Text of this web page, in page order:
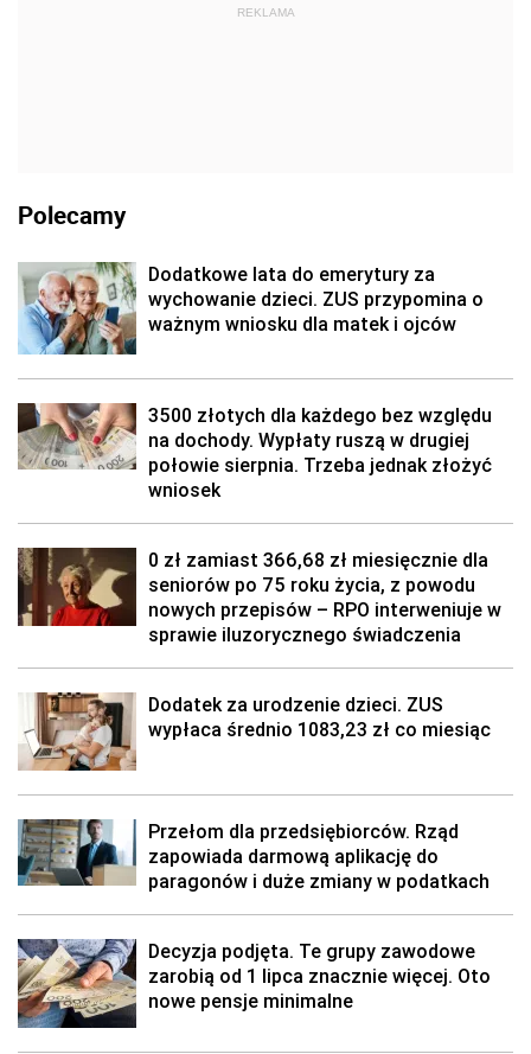
REKLAMA
Polecamy
Dodatkowe lata do emerytury za
wychowanie dzieci. ZUS przypomina o
ważnym wniosku dla matek i ojców
3500 złotych dla każdego bez względu
na dochody. Wypłaty ruszą w drugiej
połowie sierpnia. Trzeba jednak złożyć
wniosek
0 zł zamiast 366,68 zł miesięcznie dla
seniorów po 75 roku życia, z powodu
nowych przepisów – RPO interweniuje w
sprawie iluzorycznego świadczenia
Dodatek za urodzenie dzieci. ZUS
wypłaca średnio 1083,23 zł co miesiąc
Przełom dla przedsiębiorców. Rząd
zapowiada darmową aplikację do
paragonów i duże zmiany w podatkach
Decyzja podjęta. Te grupy zawodowe
zarobią od 1 lipca znacznie więcej. Oto
nowe pensje minimalne